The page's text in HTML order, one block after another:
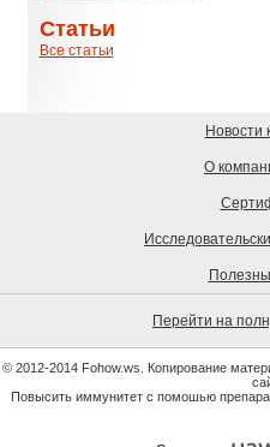
Статьи
Все статьи
Новости
О
Перейти на
© 2012-2014 Fohow.ws. Копирование
Повысить иммунитет с помошью